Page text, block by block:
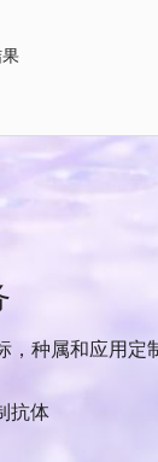
，种属和应用定
抗体